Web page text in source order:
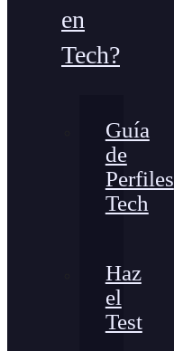
en
Tech?
Guía
de
Perfiles
Tech
Haz
el
Test